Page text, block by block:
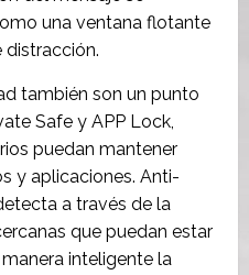
una ventana flotante
distracción.
también son un punto
Safe y APP Lock,
puedan mantener
y aplicaciones. Anti-
a través de la
que puedan estar
inteligente la